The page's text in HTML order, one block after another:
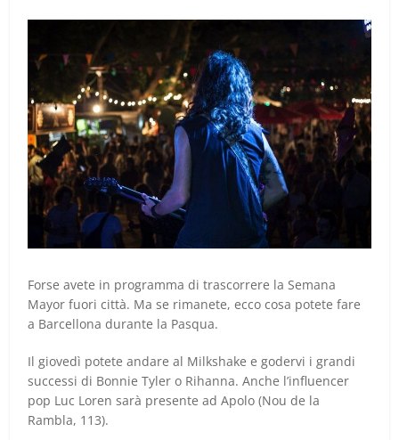
Forse avete in programma di trascorrere la Semana
Mayor fuori città. Ma se rimanete, ecco cosa potete fare
a Barcellona durante la Pasqua.
Il giovedì potete andare al Milkshake e godervi i grandi
successi di Bonnie Tyler o Rihanna. Anche l’influencer
pop Luc Loren sarà presente ad Apolo (Nou de la
Rambla, 113).